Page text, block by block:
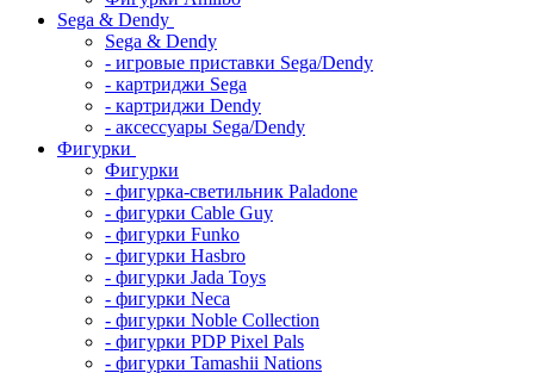
Sega & Dendy
Sega & Dendy
- игровые приставки Sega/Dendy
- картриджи Sega
- картриджи Dendy
- аксессуары Sega/Dendy
Фигурки
Фигурки
- фигурка-светильник Paladone
- фигурки Cable Guy
- фигурки Funko
- фигурки Hasbro
- фигурки Jada Toys
- фигурки Neca
- фигурки Noble Collection
- фигурки PDP Pixel Pals
- фигурки Tamashii Nations